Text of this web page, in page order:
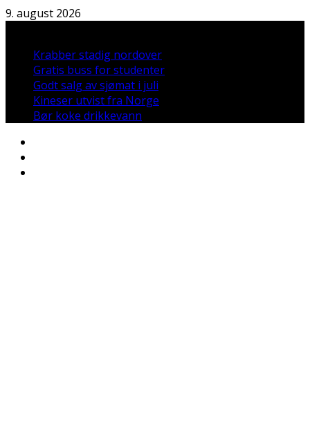
Hopp
9. august 2026
Krabber stadig nordover
Gratis buss for studenter
Godt salg av sjømat i juli
Kineser utvist fra Norge
Bør koke drikkevann